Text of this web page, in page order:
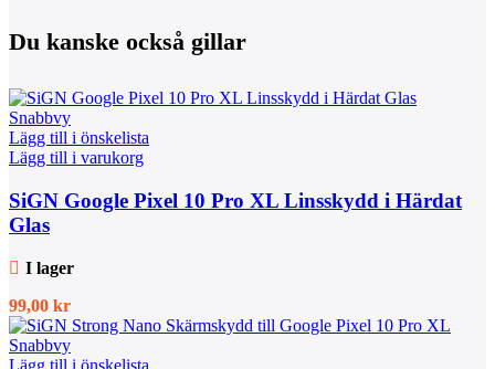
Du kanske också gillar
Snabbvy
Lägg till i önskelista
Lägg till i varukorg
SiGN Google Pixel 10 Pro XL Linsskydd i Härdat
Glas
I lager
99,00 kr
Snabbvy